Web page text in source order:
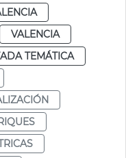
VALENCIA
TEMÁTICA